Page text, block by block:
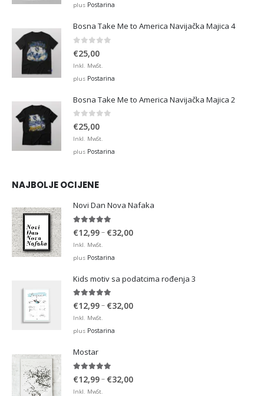
plus Postarina
Bosna Take Me to America Navijačka Majica 4
€25,00
Inkl. MwSt.
plus Postarina
Bosna Take Me to America Navijačka Majica 2
0 out of 5
€25,00
Inkl. MwSt.
plus Postarina
NAJBOLJE OCIJENE
Novi Dan Nova Nafaka
€12,99– €32,00Price
€32,00
Inkl. MwSt.
plus Postarina
Kids motiv sa podatcima rođenja 3
5.00out of 5
€12,99– €32,00Price
Inkl. MwSt.
plus Postarina
Mostar
€12,99– €32,00Price
Inkl. MwSt.